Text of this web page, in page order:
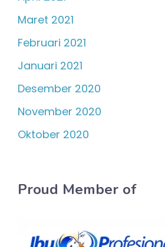
Maret 2021
Februari 2021
Januari 2021
Desember 2020
November 2020
Oktober 2020
Proud Member of